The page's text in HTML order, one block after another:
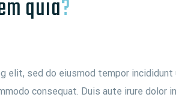
quia?
sed do eiusmod tempor
consequat. Duis aute irure